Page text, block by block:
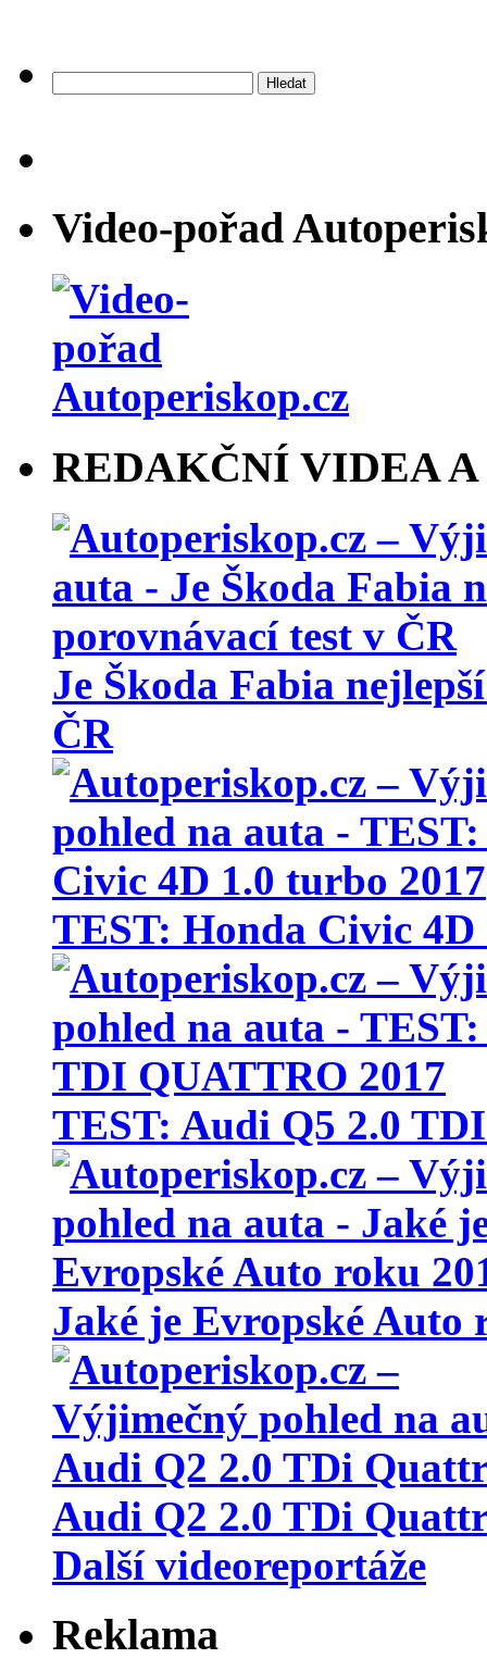
Video-pořad
REDAKČNÍ VIDEA A
Je Škoda Fabia
ČR
TEST: Honda Civic 4D
TEST: Audi Q5 2.0
Jaké je Evropské Auto
Audi Q2 2.0 TDi
Další videoreportáže
Reklama